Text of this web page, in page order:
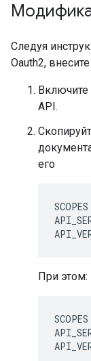
Следуя
Oauth2,
Включите
API.
его
При этом: